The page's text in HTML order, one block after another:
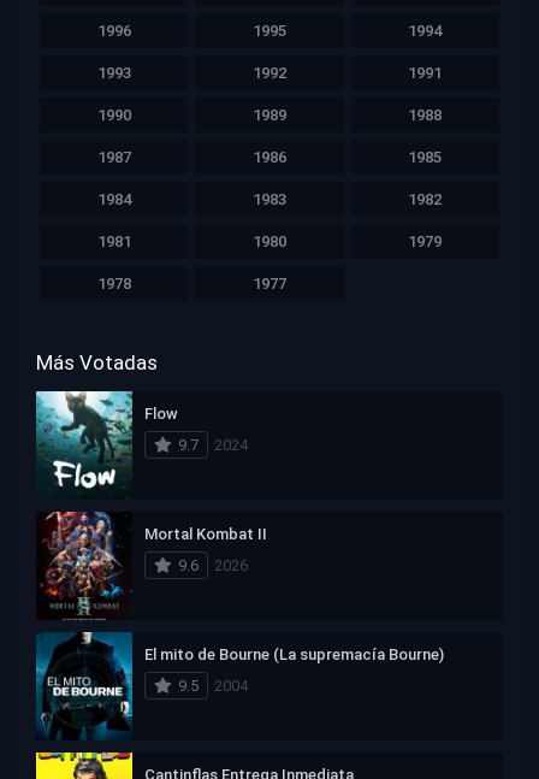
1996 1995 1994
1993 1992 1991
1990 1989 1988
1987 1986 1985
1984 1983 1982
1981 1980 1979
1978 1977
Más Votadas
Flow
9.7
2024
Mortal Kombat II
9.6
2026
El mito de Bourne (La supremacía Bourne)
9.5
2004
Cantinflas Entrega Inmediata